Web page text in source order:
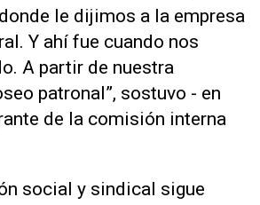
le dijimos a la empresa
Y ahí fue cuando nos
A partir de nuestra
patronal”, sostuvo - en
de la comisión interna
social y sindical sigue